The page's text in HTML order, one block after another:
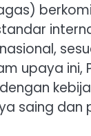
upaya
saing dan